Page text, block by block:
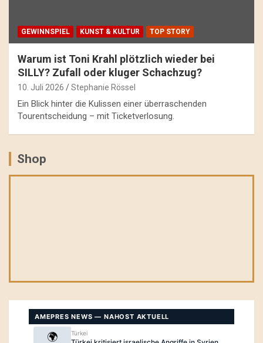
GEWINNSPIEL KUNST & KULTUR TOP STORY
Warum ist Toni Krahl plötzlich wieder bei
SILLY? Zufall oder kluger Schachzug?
10. Juli 2026 Stephanie Rössel
Ein Blick hinter die Kulissen einer überraschenden
Tourentscheidung – mit Ticketverlosung.
Shop